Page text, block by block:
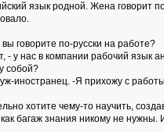
язык родной. Жена говорит
говорите по-русски на работе?
- у нас в компании рабочий язык
собой?
иностранец. -Я прихожу с
хотите чему-то научить,
багаж знания никому не